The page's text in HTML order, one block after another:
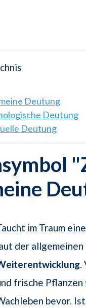
Deutung
Deutung
Deutung
im Traum
der
.
frische Pflanzen
bevor.